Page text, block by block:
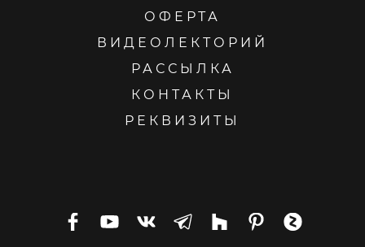
ОФЕРТА
ВИДЕОЛЕКТОРИЙ
РАССЫЛКА
КОНТАКТЫ
РЕКВИЗИТЫ